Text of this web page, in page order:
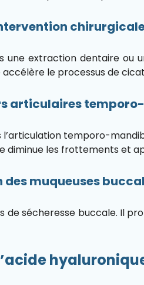
une extraction dentaire
le processus de
articulaires
l’articulation temporo-
diminue les frottements et
muqueuses
de sécheresse buccale. Il